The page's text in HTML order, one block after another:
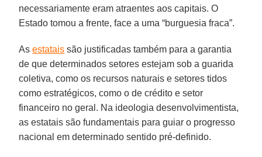
necessariamente eram atraentes aos capitais. O
Estado tomou a frente, face a uma “burguesia fraca”.
Asestatais são justificadas também para a garantia
de que determinados setores estejam sob a guarida
coletiva, como os recursos naturais e setores tidos
como estratégicos, como o de crédito e setor
financeiro no geral. Na ideologia desenvolvimentista,
as estatais são fundamentais para guiar o progresso
nacional em determinado sentido pré-definido.